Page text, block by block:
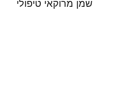
שמן מרוקאי טיפולי